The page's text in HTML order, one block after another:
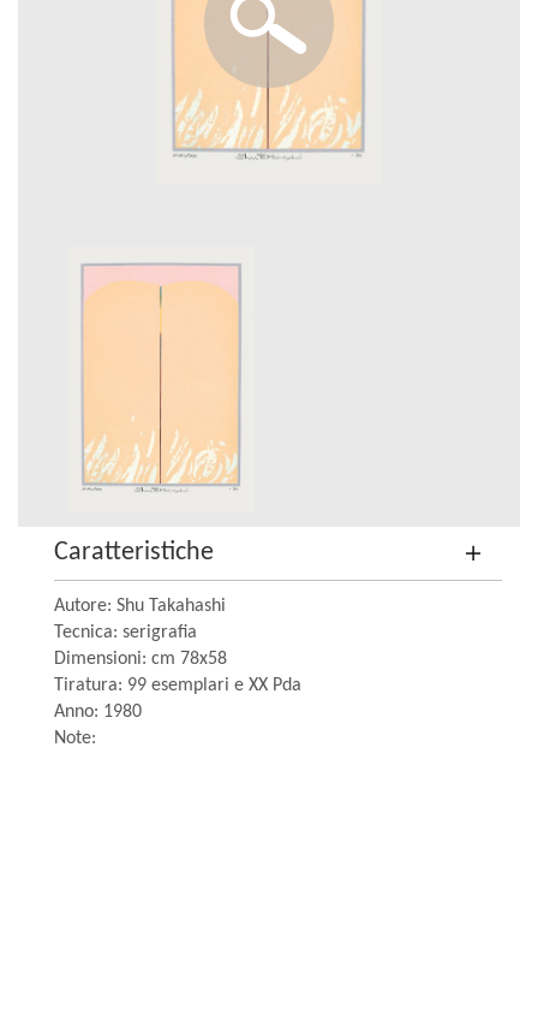
Caratteristiche
Autore: Shu Takahashi
Tecnica: serigrafia
Dimensioni: cm 78x58
Tiratura: 99 esemplari e XX Pda
Anno: 1980
Note: